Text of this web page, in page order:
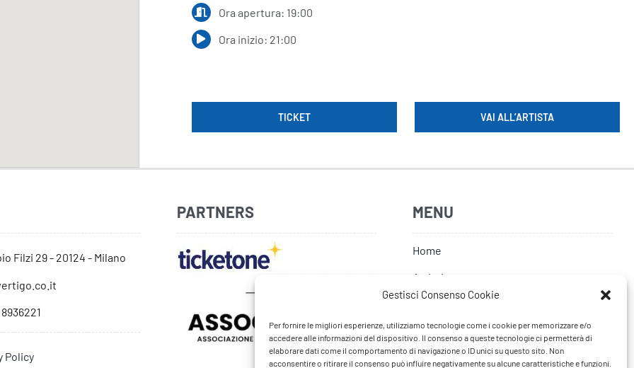
Gestisci Consenso Cookie
Per fornire le migliori esperienze, utilizziamo tecnologie come i cookie per memorizzare e/o
accedere alle informazioni del dispositivo. Il consenso a queste tecnologie ci permetterà di
elaborare dati come il comportamento di navigazione o ID unici su questo sito. Non
acconsentire o ritirare il consenso può influire negativamente su alcune caratteristiche e funzioni.
Ora apertura: 19:00
Ora inizio: 21:00
TICKET VAI ALL’ARTISTA
Filzi 29 - 20124 - Milano
Policy
PARTNERS MENU
Home
Artisti
Tour
FAQ